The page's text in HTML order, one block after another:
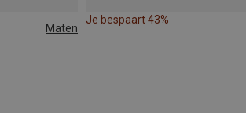
Maten
Je bespaart 43%